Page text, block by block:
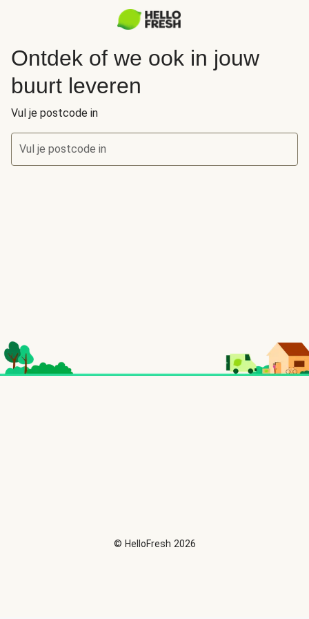
Ontdek of we ook in jouw
buurt leveren
Vul je postcode in
Vul je postcode in
© HelloFresh 2026